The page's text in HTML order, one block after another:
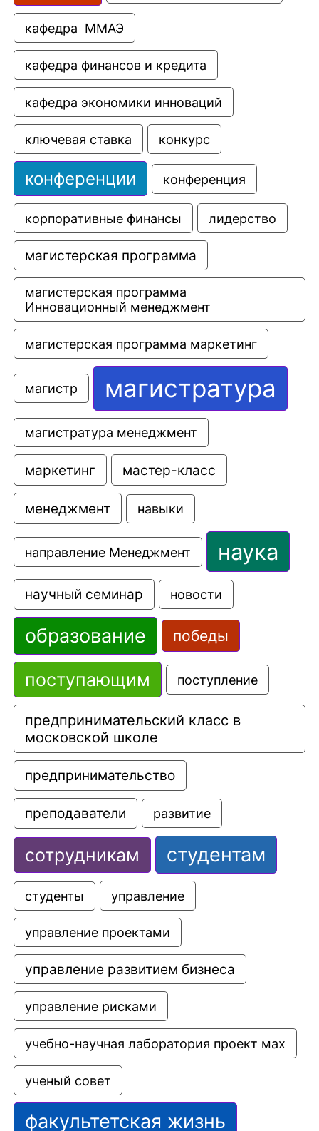
кафедра  ММАЭ
кафедра финансов и кредита
кафедра экономики инноваций
ключевая ставка конкурс
конференции конференция
корпоративные финансы лидерство
магистерская программа
магистерская программа
Инновационный менеджмент
магистерская программа маркетинг
магистр магистратура
магистратура менеджмент
маркетинг мастер-класс
менеджмент навыки
направление Менеджмент наука
научный семинар новости
образование победы
поступающим поступление
предпринимательский класс в
московской школе
предпринимательство
преподаватели развитие
сотрудникам студентам
студенты управление
управление проектами
управление развитием бизнеса
управление рисками
учебно-научная лаборатория проект мах
ученый совет
факультетская жизнь